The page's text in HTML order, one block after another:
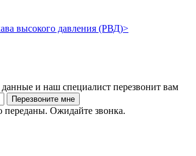
высокого давления (РВД)>
данные и наш специалист перезвонит вам
Ожидайте звонка.